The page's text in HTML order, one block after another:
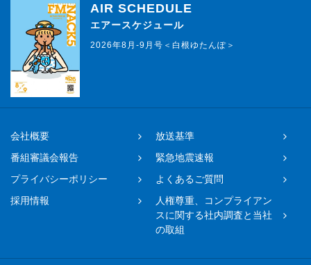
AIR SCHEDULE
エアースケジュール
2026年8月-9月号＜白根ゆたんぽ＞
会社概要
放送基準
番組審議会報告
緊急地震速報
プライバシーポリシー
よくあるご質問
採用情報
人権尊重、コンプライアン
スに関する社内調査と当社
の取組